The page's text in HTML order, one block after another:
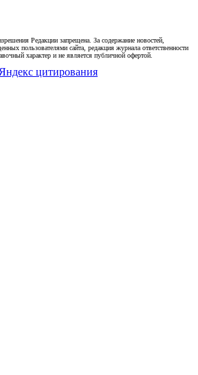
Редакции запрещена. За содержание новостей,
пользователями сайта, редакция журнала ответственности
характер и не является публичной офертой.